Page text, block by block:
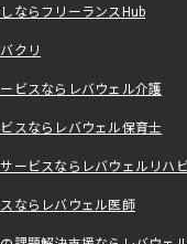
ならフリーランスHub
クリ
ビスならレバウェル介護
スならレバウェル保育士
ービスならレバウェルリハ
ならレバウェル医師